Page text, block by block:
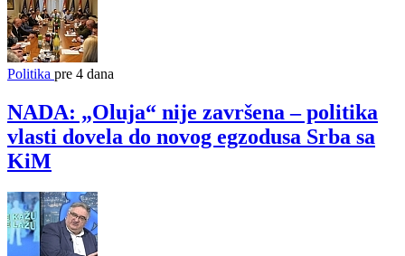
Politika pre 4 dana
NADA: „Oluja“ nije završena – politika
vlasti dovela do novog egzodusa Srba sa
KiM